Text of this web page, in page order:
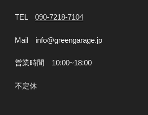
TEL 090-7218-7104
Mail info@greengarage.jp
営業時間 10:00~18:00
不定休